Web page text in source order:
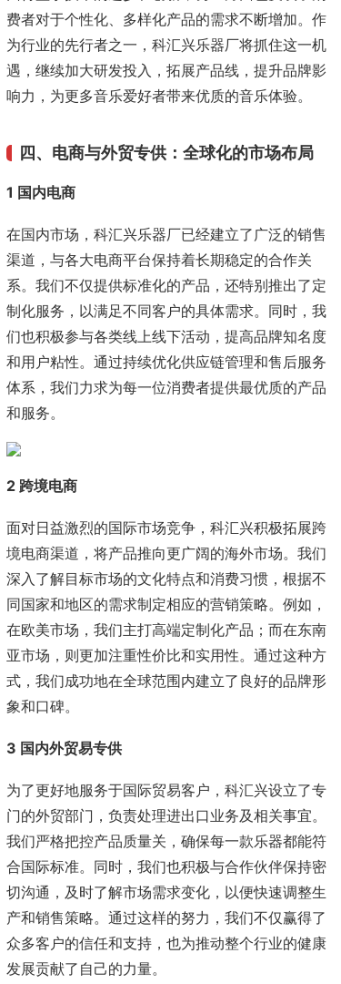
费者对于个性化、多样化产品的需求不断增加。作
为行业的先行者之一，科汇兴乐器厂将抓住这一机
遇，继续加大研发投入，拓展产品线，提升品牌影
响力，为更多音乐爱好者带来优质的音乐体验。
四、电商与外贸专供：全球化的市场布局
1 国内电商
在国内市场，科汇兴乐器厂已经建立了广泛的销售
渠道，与各大电商平台保持着长期稳定的合作关
系。我们不仅提供标准化的产品，还特别推出了定
制化服务，以满足不同客户的具体需求。同时，我
们也积极参与各类线上线下活动，提高品牌知名度
和用户粘性。通过持续优化供应链管理和售后服务
体系，我们力求为每一位消费者提供最优质的产品
和服务。
2 跨境电商
面对日益激烈的国际市场竞争，科汇兴积极拓展跨
境电商渠道，将产品推向更广阔的海外市场。我们
深入了解目标市场的文化特点和消费习惯，根据不
同国家和地区的需求制定相应的营销策略。例如，
在欧美市场，我们主打高端定制化产品；而在东南
亚市场，则更加注重性价比和实用性。通过这种方
式，我们成功地在全球范围内建立了良好的品牌形
象和口碑。
3 国内外贸易专供
为了更好地服务于国际贸易客户，科汇兴设立了专
门的外贸部门，负责处理进出口业务及相关事宜。
我们严格把控产品质量关，确保每一款乐器都能符
合国际标准。同时，我们也积极与合作伙伴保持密
切沟通，及时了解市场需求变化，以便快速调整生
产和销售策略。通过这样的努力，我们不仅赢得了
众多客户的信任和支持，也为推动整个行业的健康
发展贡献了自己的力量。